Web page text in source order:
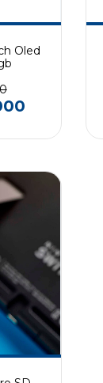
Oled